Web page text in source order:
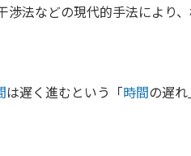
渉法などの現代的手法により
は遅く進むという「時間の遅